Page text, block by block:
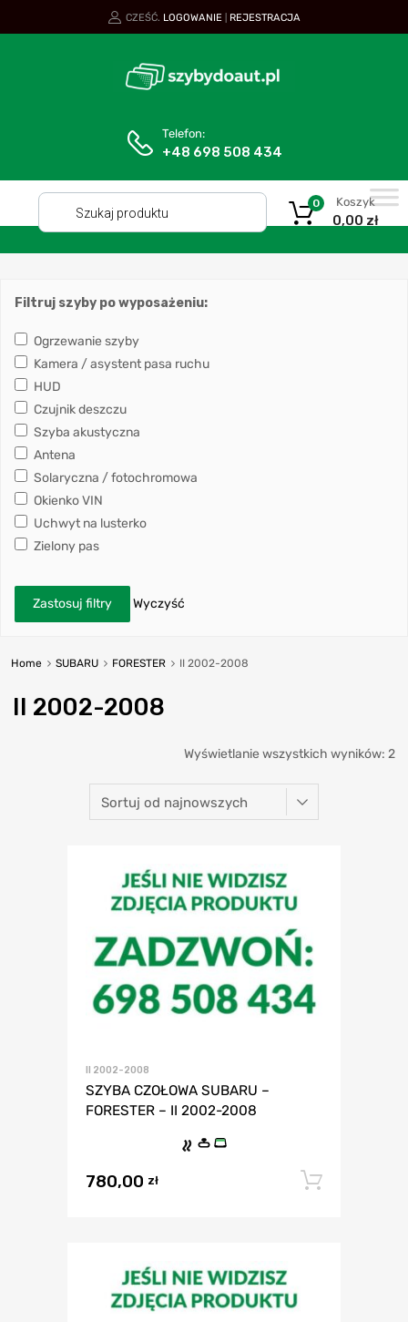
CZEŚĆ. LOGOWANIE REJESTRACJA
Telefon:
+48 698 508 434
Koszyk
0,00 zł
0
Filtruj szyby po wyposażeniu:
Ogrzewanie szyby
Kamera / asystent pasa ruchu
HUD
Czujnik deszczu
Szyba akustyczna
Antena
Solaryczna / fotochromowa
Okienko VIN
Uchwyt na lusterko
Zielony pas
Zastosuj filtry Wyczyść
Home SUBARU FORESTER II 2002-2008
II 2002-2008
Wyświetlanie wszystkich wyników: 2
II 2002-2008
SZYBA CZOŁOWA SUBARU –
FORESTER – II 2002-2008
780,00 zł